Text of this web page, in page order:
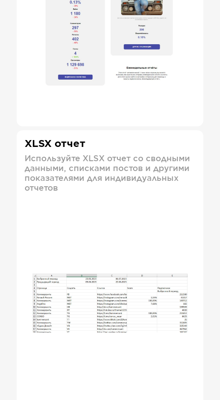
XLSX отчет
Используйте XLSX отчет со сводными
данными, списками постов и другими
показателями для индивидуальных
отчетов